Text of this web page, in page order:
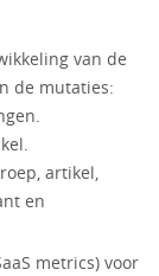
van de
de mutaties:
artikel,
en
metrics) voor